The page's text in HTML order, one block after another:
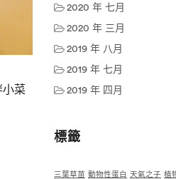
小菜
2020 年 七月
2020 年 三月
2019 年 八月
2019 年 七月
2019 年 四月
標籤
三葉草苗 動物性蛋白 天氣之子 植